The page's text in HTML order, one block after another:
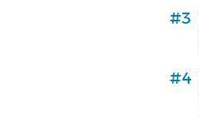
#3
#4